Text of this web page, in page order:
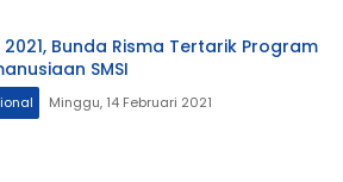
2021, Bunda Risma Tertarik Program
SMSI
Minggu, 14 Februari 2021